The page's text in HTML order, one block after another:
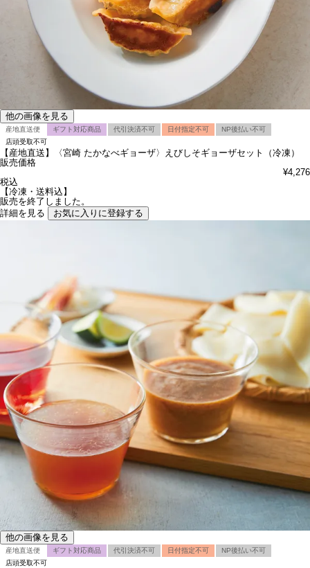
他の画像を見る
産地直送便 ギフト対応商品 代引決済不可 日付指定不可
NP後払い不可
店頭受取不可
【産地直送】〈宮崎 たかなべギョーザ〉えびしそギョーザセット（冷凍）
販売価格
¥4,276
税込
【冷凍・送料込】
販売を終了しました。
詳細を見る
お気に入りに登録する
他の画像を見る
産地直送便 ギフト対応商品 代引決済不可 日付指定不可
NP後払い不可
店頭受取不可